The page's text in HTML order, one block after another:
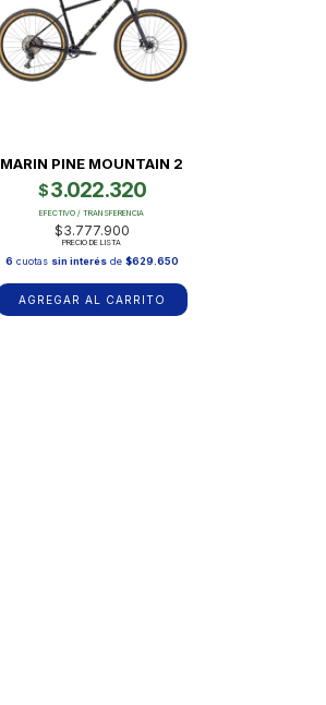
MARIN PINE MOUNTAIN 2
$3.022.320
EFECTIVO / TRANSFERENCIA
$3.777.900
PRECIO DE LISTA
6 cuotas sin interésde $629.650
AGREGAR AL CARRITO